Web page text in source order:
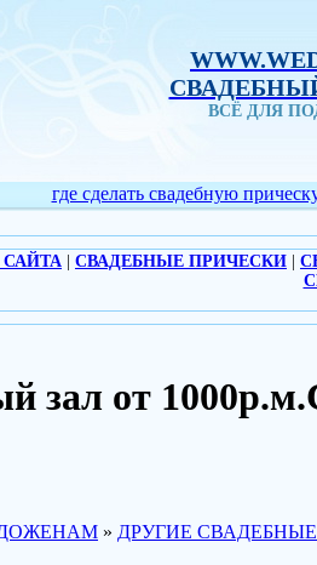
ВСЁ ДЛЯ
где сделать свадебную
САЙТА СВАДЕБНЫЕ ПРИЧЕСКИ
зал от
» ДРУГИЕ